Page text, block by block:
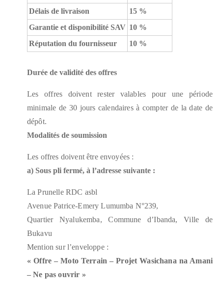
Délais de livraison
15 %
Garantie et disponibilité SAV 10 %
Réputation du fournisseur
10 %
Durée de validité des offres
Les offres doivent rester valables pour une période
minimale de 30 jours calendaires à compter de la date de
dépôt.
Modalités de soumission
Les offres doivent être envoyées :
a) Sous pli fermé, à l’adresse suivante :
La Prunelle RDC asbl
Avenue Patrice-Emery Lumumba N°239,
Quartier Nyalukemba, Commune d’Ibanda, Ville de
Bukavu
Mention sur l’enveloppe :
« Offre – Moto Terrain – Projet Wasichana na Amani
– Ne pas ouvrir »